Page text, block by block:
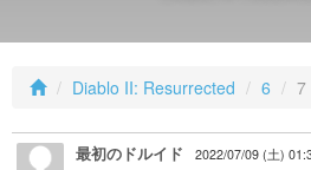
Diablo II: Resurrected 6 7
最初のドルイド 2022/07/09 (土)